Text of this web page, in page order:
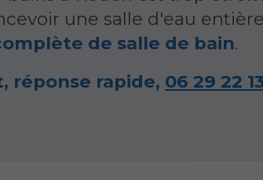
une salle d'eau
de salle de bain.
réponse rapide, 06 29 22